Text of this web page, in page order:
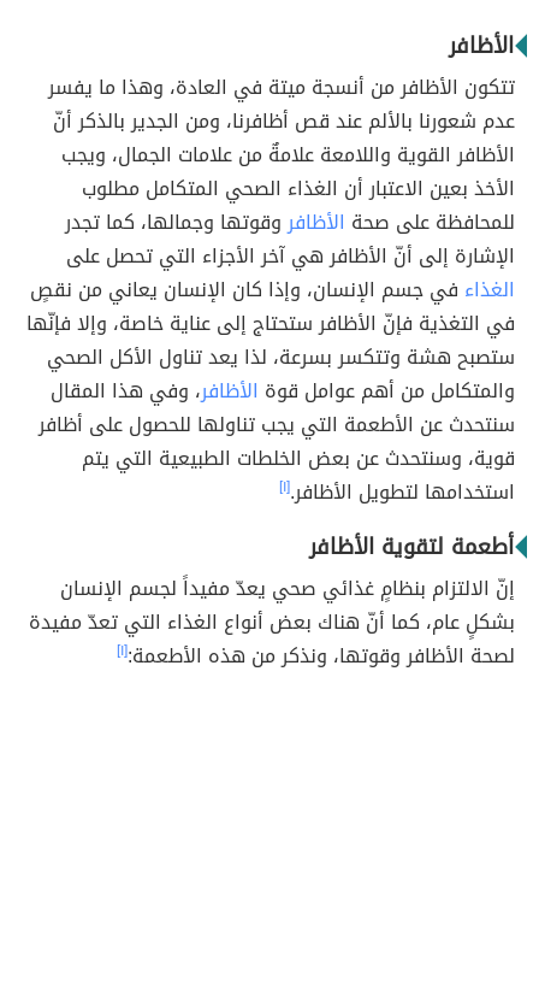
الأظافر
تتكون الأظافر من أنسجة ميتة في العادة، وهذا ما يفسر
عدم شعورنا بالألم عند قص أظافرنا، ومن الجدير بالذكر أنّ
الأظافر القوية واللامعة علامةٌ من علامات الجمال، ويجب
الأخذ بعين الاعتبار أن الغذاء الصحي المتكامل مطلوب
للمحافظة على صحة الأظافروقوتها وجمالها، كما تجدر
الإشارة إلى أنّ الأظافر هي آخر الأجزاء التي تحصل على
الغذاء في جسم الإنسان، وإذا كان الإنسان يعاني من نقصٍ
في التغذية فإنّ الأظافر ستحتاج إلى عناية خاصة، وإلا فإنّها
ستصبح هشة وتتكسر بسرعة، لذا يعد تناول الأكل الصحي
والمتكامل من أهم عوامل قوة الأظافر، وفي هذا المقال
سنتحدث عن الأطعمة التي يجب تناولها للحصول على أظافر
قوية، وسنتحدث عن بعض الخلطات الطبيعية التي يتم
استخدامها لتطويل الأظافر.[١]
أطعمة لتقوية الأظافر
إنّ الالتزام بنظامٍ غذائي صحي يعدّ مفيداً لجسم الإنسان
بشكلٍ عام، كما أنّ هناك بعض أنواع الغذاء التي تعدّ مفيدة
لصحة الأظافر وقوتها، ونذكر من هذه الأطعمة:[١]